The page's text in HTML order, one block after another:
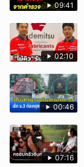
09:41
02:10
00:46
07:16